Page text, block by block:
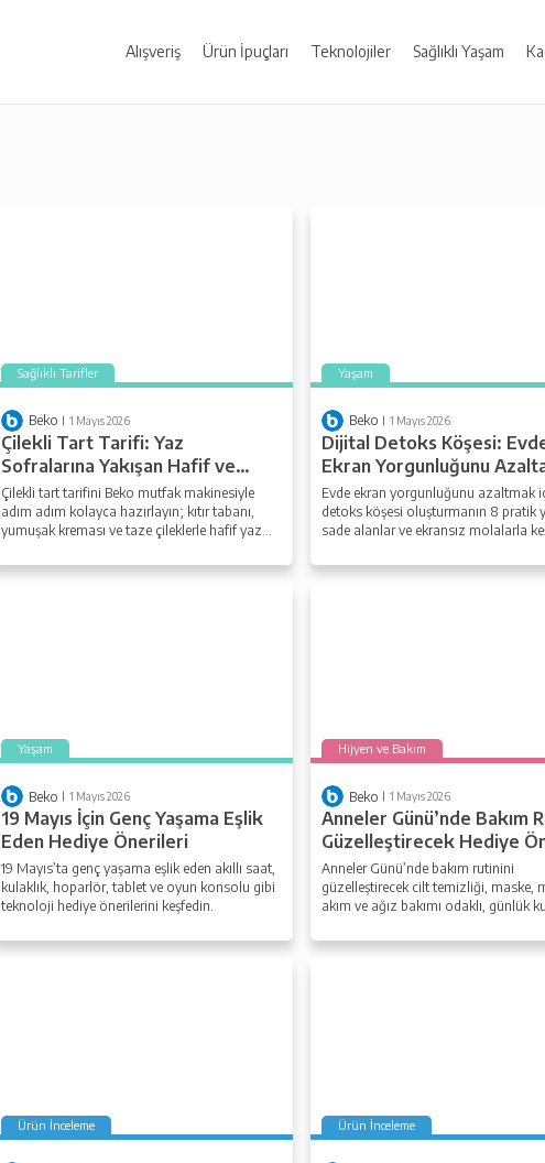
Alışveriş Ürün İpuçları Teknolojiler Sağlıklı Yaşam
Sağlıklı Tarifler
Çilekli Tart Tarifi: Yaz
Sofralarına Yakışan Hafif ve
Renkli Lezzet
Çilekli tart tarifini Beko mutfak makinesiyle
adım adım kolayca hazırlayın; kıtır tabanı,
yumuşak kreması ve taze çileklerle hafif yaz
Beko 1 Mayıs 2026
Yaşam
Dijital Detoks Köşesi:
Ekran Yorgunluğunu
Küçük Değişiklik
Evde ekran yorgunluğunu azaltmak
detoks köşesi oluşturmanın 8 pratik
sade alanlar ve ekransız molalarla
Beko 1 Mayıs 2026
Yaşam
19 Mayıs İçin Genç Yaşama Eşlik
Eden Hediye Önerileri
19 Mayıs’ta genç yaşama eşlik eden akıllı saat,
kulaklık, hoparlör, tablet ve oyun konsolu gibi
teknoloji hediye önerilerini keşfedin.
Beko 1 Mayıs 2026
Hijyen ve Bakım
Anneler Günü’nde Bakım
Güzelleştirecek Hediye
Anneler Günü’nde bakım rutinini
güzelleştirecek cilt temizliği, maske,
akım ve ağız bakımı odaklı, günlük
Beko 1 Mayıs 2026
Ürün İnceleme Ürün İnceleme